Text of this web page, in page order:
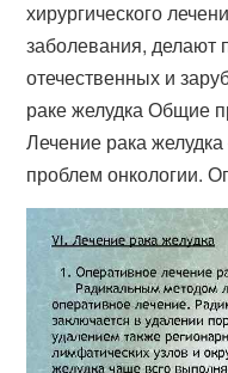
хирургического
заболевания, делают
отечественных и
раке желудка Общие
Лечение рака
проблем онкологии.